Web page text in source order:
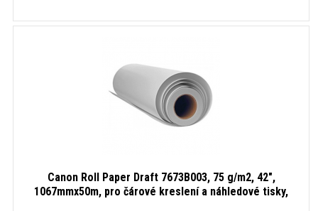
Canon Roll Paper Draft 7673B003, 75 g/m2, 42",
1067mmx50m, pro čárové kreslení a náhledové tisky,